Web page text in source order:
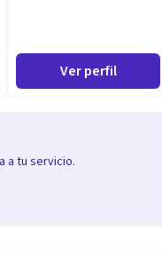
Ver perfil
a tu servicio.